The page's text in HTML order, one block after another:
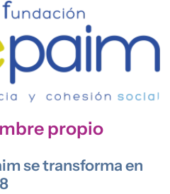
propio
se transforma en